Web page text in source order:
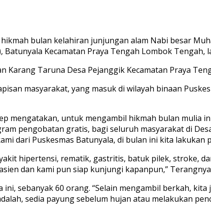
bulan kelahiran junjungan alam Nabi besar
Batunyala Kecamatan Praya Tengah Lombok
Karang Taruna Desa Pejanggik Kecamatan Praya
masyarakat, yang masuk di wilayah binaan
mengatakan, untuk mengambil hikmah bulan
pengobatan gratis, bagi seluruh masyarakat di
dari Puskesmas Batunyala, di bulan ini kita lakukan
hipertensi, rematik, gastritis, batuk pilek, stroke,
dan kami pun siap kunjungi kapanpun,”
sebanyak 60 orang. “Selain mengambil berkah,
sedia payung sebelum hujan atau melakukan